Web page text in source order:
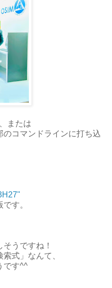
または
コマンドラインに打ち込
す。
うですね！
式」なんて、
です^^